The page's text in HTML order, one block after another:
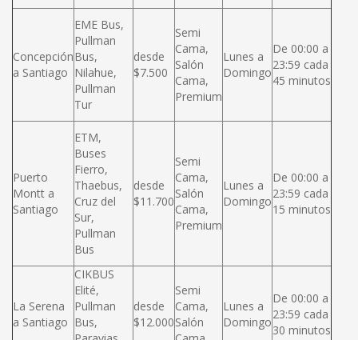
Concepción
a Santiago
EME Bus,
Pullman
Bus,
Nilahue,
Pullman
Tur
desde
$7.500
Semi
Cama,
Salón
Cama,
Premium
Lunes a
Domingo
De 00:00 a
23:59 cada
45 minutos
Puerto
Montt a
Santiago
ETM,
Buses
Fierro,
Thaebus,
Cruz del
Sur,
Pullman
Bus
desde
$11.700
Semi
Cama,
Salón
Cama,
Premium
Lunes a
Domingo
De 00:00 a
23:59 cada
15 minutos
La Serena
a Santiago
CIKBUS
Elité,
Pullman
Bus,
desde
$12.000
Semi
Cama,
Salón
Lunes a
Domingo
De 00:00 a
23:59 cada
30 minutos